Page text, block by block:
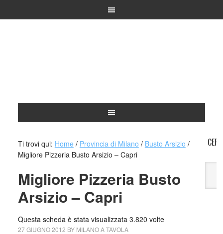
Ti trovi qui: Home / Provincia di Milano / Busto Arsizio /
Migliore Pizzeria Busto Arsizio – Capri
Migliore Pizzeria Busto
Arsizio – Capri
Questa scheda è stata visualizzata 3.820 volte
27 GIUGNO 2012 BY MILANO A TAVOLA